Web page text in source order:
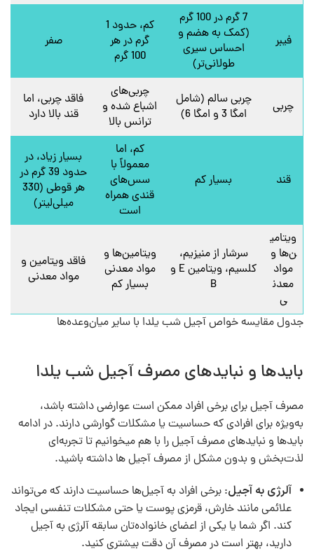
فیبر
7 گرم در 100 گرم
(کمک به هضم و
احساس سیری
طولانی‌تر)
کم، حدود 1
گرم در هر
100 گرم
صفر
چربی
چربی سالم (شامل
امگا 3 و امگا 6)
چربی‌های
اشباع شده و
ترانس بالا
فاقد چربی، اما
قند بالا دارد
قند بسیار کم
کم، اما
معمولاً با
سس‌های
قندی همراه
است
بسیار زیاد، در
حدود 39 گرم در
هر قوطی (330
میلی‌لیتر)
ویتامی
ن‌ها و
مواد
معدن
ی
سرشار از منیزیم،
کلسیم، ویتامین E و
B
ویتامین‌ها و
مواد معدنی
بسیار کم
فاقد ویتامین و
مواد معدنی
جدول مقایسه خواص آجیل شب یلدا با سایر میان‌وعده‌ها
بایدها و نبایدهای مصرف آجیل شب یلدا
مصرف آجیل برای برخی افراد ممکن است عوارضی داشته باشد،
به‌ویژه برای افرادی که حساسیت یا مشکلات گوارشی دارند. در ادامه
بایدها و نبایدهای مصرف آجیل‌ را با هم میخوانیم تا تجربه‌ای
لذت‌بخش و بدون مشکل از مصرف آجیل ها داشته باشید.
آلرژی به آجیل: برخی افراد به آجیل‌ها حساسیت دارند که می‌تواند
علائمی مانند خارش، قرمزی پوست یا حتی مشکلات تنفسی ایجاد
کند. اگر شما یا یکی از اعضای خانواده‌تان سابقه آلرژی به آجیل
دارید، بهتر است در مصرف آن دقت بیشتری کنید.